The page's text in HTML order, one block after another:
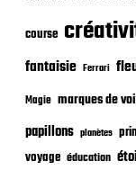
i
n
course
fantaisie Ferrari
Magie marques de
papillons planètes
voyage éducation